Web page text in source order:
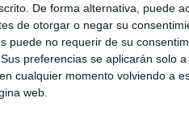
De forma alternativa, puede
de otorgar o negar su
puede no requerir de su
preferencias se aplicarán solo
cualquier momento volviendo a
web.